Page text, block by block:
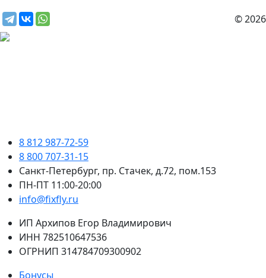
© 2026
8 812 987-72-59
8 800 707-31-15
Санкт-Петербург, пр. Стачек, д.72, пом.153
ПН-ПТ 11:00-20:00
info@fixfly.ru
ИП Архипов Егор Владимирович
ИНН 782510647536
ОГРНИП 314784709300902
Бонусы